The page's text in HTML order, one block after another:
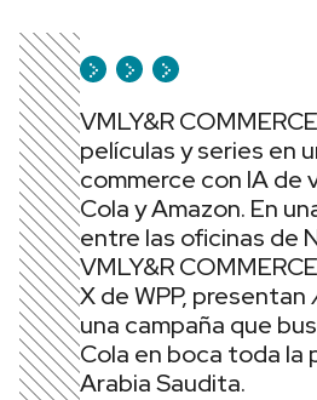
VMLY&R
películas y series en
commerce con IA de
Cola y Amazon. En
entre las oficinas de
VMLY&R
X de WPP, presentan
una campaña que
Cola en boca toda la
Arabia Saudita.